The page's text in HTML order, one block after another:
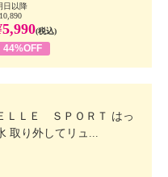
日以降
(税込)
44%OFF
ＬＬＥ ＳＰＯＲＴ はっ
取り外してリュ...